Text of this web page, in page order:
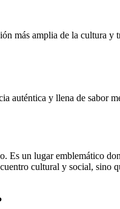
más amplia de la cultura
auténtica y llena de sabor
un lugar emblemático
cultural y social, sino